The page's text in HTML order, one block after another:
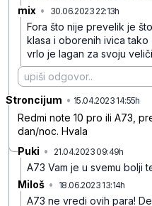
mix • 30.06.2023 22:13h
Fora što nije prevelik je
klasa i oborenih ivica
vrlo je lagan za svoju
Stroncijum • 15.04.2023 14:55h
Redmi note 10 pro ili A73,
dan/noc. Hvala
Puki • 21.04.2023 09:49h
A73 Vam je u svemu bolji
Miloš • 18.06.2023 13:14h
A73 ne vredi ovih para!